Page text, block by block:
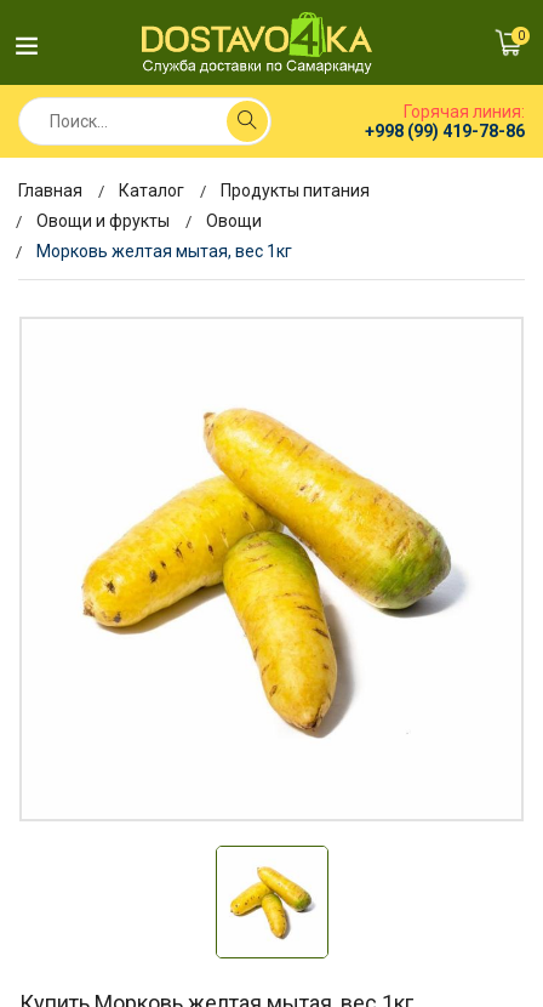
0
Горячая линия:
+998 (99) 419-78-86
Главная Каталог
Продукты питания
Овощи и фрукты
Овощи
Морковь желтая мытая, вес 1кг